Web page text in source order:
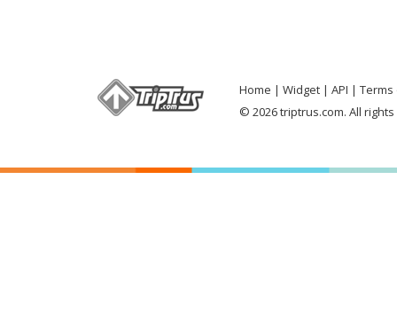
Home Widget API
Terms
© 2026 triptrus.com. All